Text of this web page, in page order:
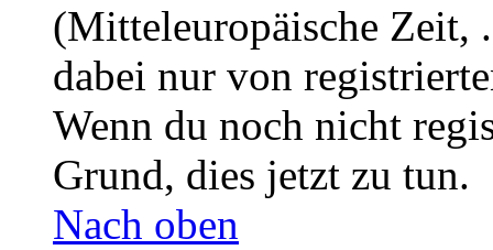
(Mitteleuropäische Zeit,
dabei nur von
Wenn du noch nicht
Grund, dies jetzt zu tun.
Nach oben